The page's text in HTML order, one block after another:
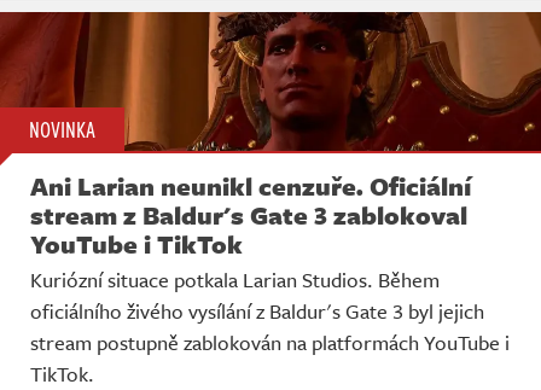
NOVINKA
Ani Larian neunikl cenzuře. Oficiální
stream z Baldur's Gate 3 zablokoval
YouTube i TikTok
Kuriózní situace potkala Larian Studios. Během
oficiálního živého vysílání z Baldur's Gate 3 byl jejich
stream postupně zablokován na platformách YouTube i
TikTok.